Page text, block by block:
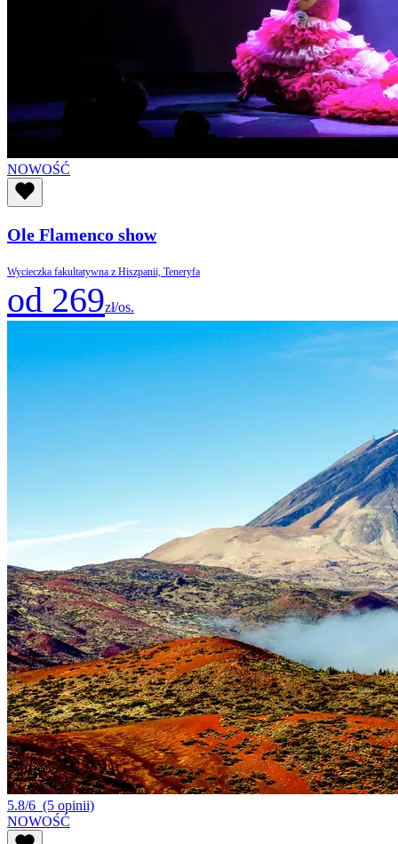
NOWOŚĆ
Ole Flamenco show
Wycieczka fakultatywna z Hiszpanii, Teneryfa
od 269zł/os.
5.8/6 (5 opinii)
NOWOŚĆ